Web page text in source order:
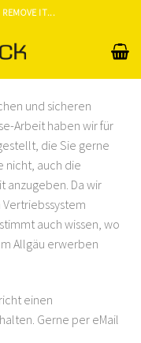
IT...
und sicheren
Arbeit haben wir für
die Sie gerne
nicht, auch die
anzugeben. Da wir
auch wissen, wo
Allgäu erwerben
einen
Gerne per eMail